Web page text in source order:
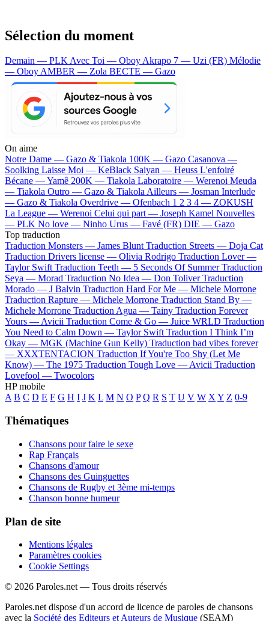
Sélection du moment
Demain — PLKAvec Toi — OboyAkrapo 7 — Uzi (FR) Mélodie
— OboyAMBER — Zola BECTE — Gazo
On aime
Notre Dame — Gazo & Tiakola 100K — Gazo Casanova —
Soolking Laisse Moi — KeBlack Saiyan — Heuss L'enfoiré
Bécane —Yamê 200K — Tiakola Laboratoire — Werenoi Meuda
— Tiakola Outro — Gazo & TiakolaAilleurs — Josman Interlude
— Gazo & Tiakola Overdrive — Ofenbach 1 2 3 4 — ZOKUSH
La League — Werenoi Celui qui part — Joseph Kamel Nouvelles
— PLK No love — Ninho Urus — Favé (FR) DIE — Gazo
Top traduction
Traduction Monsters — James Blunt Traduction Streets — Doja Cat
Traduction Drivers license — Olivia Rodrigo Traduction Lover —
Taylor Swift Traduction Teeth — 5 Seconds Of Summer Traduction
Seya — Morad Traduction No Idea — Don Toliver Traduction
Morado — J Balvin Traduction Hard For Me — Michele Morrone
Traduction Rapture — Michele Morrone Traduction Stand By —
Michele Morrone Traduction Agua — Tainy Traduction Forever
Yours —Avicii Traduction Come & Go — Juice WRLD Traduction
You Need to Calm Down — Taylor Swift Traduction I Think I’m
Okay — MGK (Machine Gun Kelly) Traduction bad vibes forever
— XXXTENTACION Traduction If You're Too Shy (Let Me
Know) — The 1975 Traduction Tough Love —Avicii Traduction
Lovefool — Twocolors
HP mobile
A B C D E F G H I J K L M N O P Q R S T U V W XY Z 0-9
Thématiques
Chansons pour faire le sexe
Rap Français
Chansons d'amour
Chansons des Guinguettes
Chansons de Rugby et 3ème mi-temps
Chanson bonne humeur
Plan de site
Mentions légales
Paramètres cookies
Cookie Settings
© 2026 Paroles.net — Tous droits réservés
Paroles.net dispose d'un accord de licence de paroles de chansons
avec la Société des Editeurs et Auteurs de Musique (SEAM)